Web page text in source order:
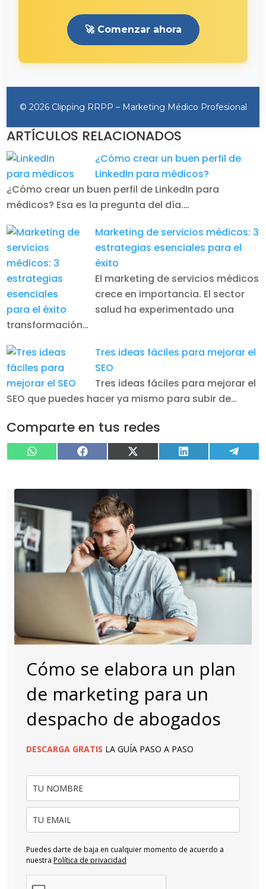
🚀 Comenzar ahora
© 2026 Clipping RRPP – Marketing Médico Profesional
ARTÍCULOS RELACIONADOS
¿Cómo crear un buen perfil de
LinkedIn para médicos?
¿Cómo crear un buen perfil de LinkedIn para
médicos? Esa es la pregunta del día.…
Marketing de servicios médicos: 3
estrategias esenciales para el
éxito
El marketing de servicios médicos
crece en importancia. El sector
salud ha experimentado una
transformación…
Tres ideas fáciles para mejorar el
SEO
Tres ideas fáciles para mejorar el
SEO que puedes hacer ya mismo para subir de…
Comparte en tus redes
Compartir
en
WhatsAppCompartir
en
FacebookCompartir
en
X Compartir
en
LinkedIn
en
Cómo se elabora un plan
de marketing para un
despacho de abogados
DESCARGA GRATIS LA GUÍA PASO A PASO
Puedes darte de baja en cualquier momento de acuerdo a
nuestra Política de privacidad